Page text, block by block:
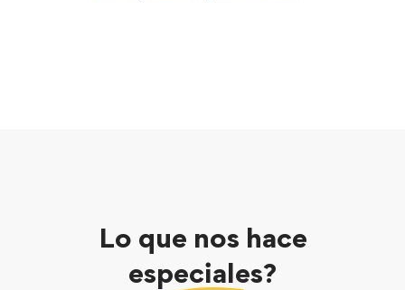
Lo que nos hace
especiales?